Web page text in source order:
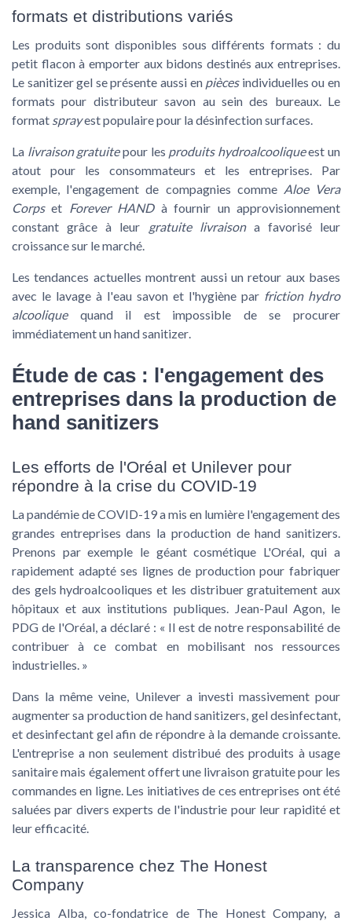
formats et distributions variés
Les produits sont disponibles sous différents formats : du
petit flacon à emporter aux bidons destinés aux entreprises.
Le sanitizer gel se présente aussi en piècesindividuelles ou en
formats pour distributeur savon au sein des bureaux. Le
format sprayest populaire pour ladésinfection surfaces.
La livraison gratuitepour les produits hydroalcooliqueest un
atout pour les consommateurs et les entreprises. Par
exemple, l'engagement de compagnies comme Aloe Vera
Corpset Forever HANDà fournir un approvisionnement
constant grâce à leur gratuite livraisona favorisé leur
croissance sur le marché.
Les tendances actuelles montrent aussi un retour aux bases
avec le lavage à l'eau savon et l'hygiène par friction hydro
alcooliquequand il est impossible de se procurer
immédiatement unhand sanitizer.
Étude de cas : l'engagement des
entreprises dans la production de
hand sanitizers
Les efforts de l'Oréal et Unilever pour
répondre à la crise du COVID-19
La pandémie de COVID-19 a mis en lumière l'engagement des
grandes entreprises dans la production de hand sanitizers.
Prenons par exemple le géant cosmétique L'Oréal, qui a
rapidement adapté ses lignes de production pour fabriquer
des gels hydroalcooliques et les distribuer gratuitement aux
hôpitaux et aux institutions publiques. Jean-Paul Agon, le
PDG de l'Oréal, a déclaré : « Il est de notre responsabilité de
contribuer à ce combat en mobilisant nos ressources
industrielles. »
Dans la même veine, Unilever a investi massivement pour
augmenter sa production de hand sanitizers, gel desinfectant,
et desinfectant gel afin de répondre à la demande croissante.
L'entreprise a non seulement distribué des produits à usage
sanitaire mais également offert une livraison gratuite pour les
commandes en ligne. Les initiatives de ces entreprises ont été
saluées par divers experts de l'industrie pour leur rapidité et
leur efficacité.
La transparence chez The Honest
Company
Jessica Alba, co-fondatrice de The Honest Company, a